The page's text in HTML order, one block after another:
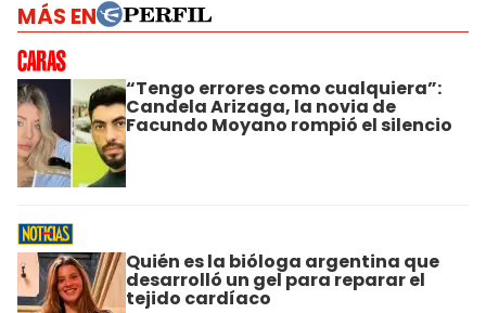
MÁS EN
“Tengo errores como cualquiera”:
Candela Arizaga, la novia de
Facundo Moyano rompió el silencio
Quién es la bióloga argentina que
desarrolló un gel para reparar el
tejido cardíaco